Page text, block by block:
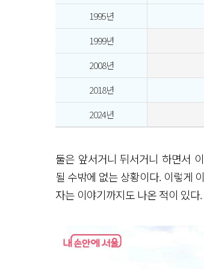
1995년
1999년
2008년
2018년
2024년
둘은 앞서거니 뒤서거니 하면서
될 수밖에 없는 상황이다. 이렇게
자는 이야기까지도 나온 적이 있다.